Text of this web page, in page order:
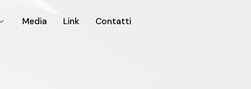
Media Link Contatti